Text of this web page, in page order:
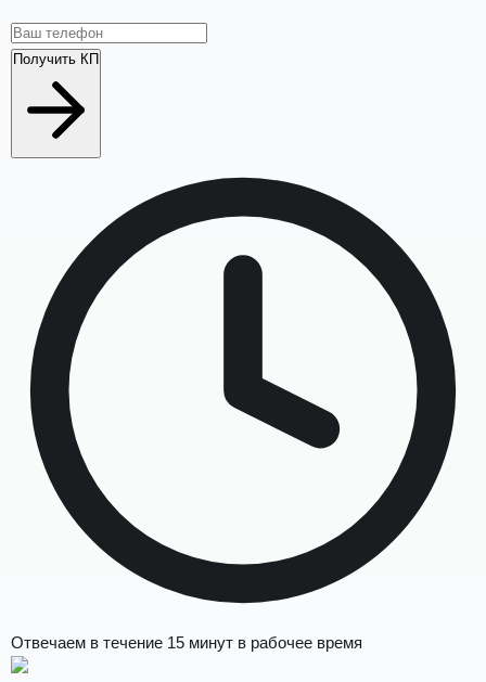
Получить КП
Отвечаем в течение 15 минут в рабочее время